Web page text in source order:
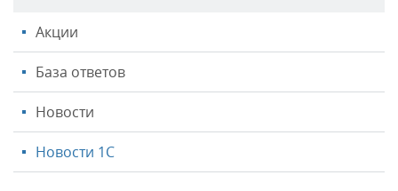
Акции
База ответов
Новости
Новости 1С